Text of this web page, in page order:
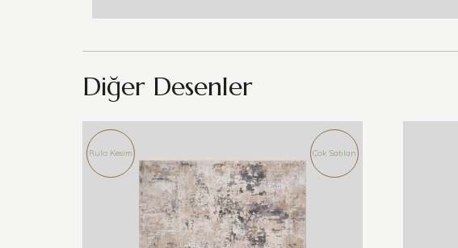
Diğer Desenler
Rulo Kesim Çok Satılan